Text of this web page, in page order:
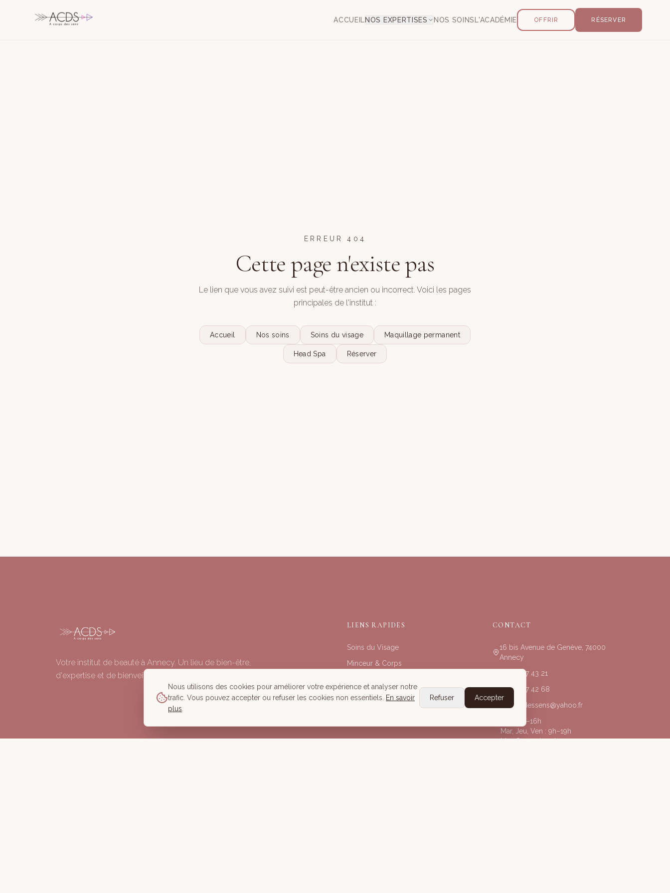
ACCUEIL NOS EXPERTISES NOS SOINS L'ACADÉMIE OFFRIR RÉSERVER
ERREUR 404
Cette page n'existe pas
Le lien que vous avez suivi est peut-être ancien ou incorrect. Voici les pages
principales de l'institut :
Accueil Nos soins Soins du visage Maquillage permanent
Head Spa Réserver
Votre institut de beauté à Annecy. Un lieu de bien-être,
d'expertise et de bienveillance depuis 2006.
LIENS RAPIDES
Soins du Visage
Minceur & Corps
Tous nos Soins
CONTACT
16 bis Avenue de Genève, 74000
Annecy
04 50 67 43 21
06 20 77 42 68
acorpsdessens@yahoo.fr
Lun : 9h–16h
Mar, Jeu, Ven : 9h–19h
Mer, Sam : 9h–13h
Nous utilisons des cookies pour améliorer votre expérience et analyser notre
trafic. Vous pouvez accepter ou refuser les cookies non essentiels.
En savoir
plus
Refuser Accepter